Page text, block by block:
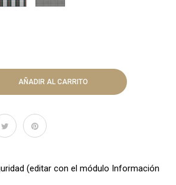
AÑADIR AL CARRITO
(editar con el módulo Información